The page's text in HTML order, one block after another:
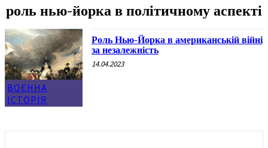
роль нью-йорка в політичному аспекті
ВОЄННА
ІСТОРІЯ
Роль Нью-Йорка в американській війні
за незалежність
14.04.2023